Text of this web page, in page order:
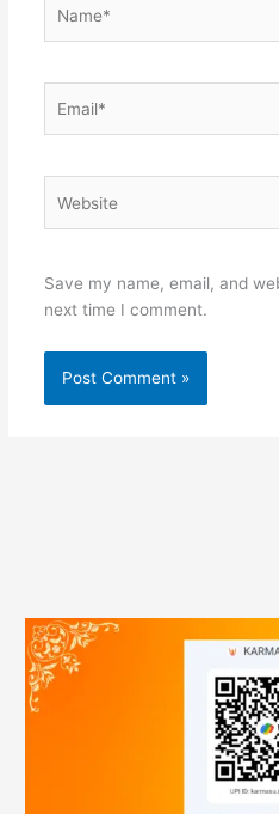
Save my name, email, and
next time I comment.